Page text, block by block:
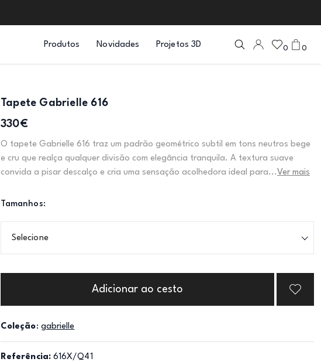
Produtos Novidades Projetos 3D 0 0
Tapete Gabrielle 616
330€
O tapete Gabrielle 616 traz um padrão geométrico subtil em tons neutros bege
e cru que realça qualquer divisão com elegância tranquila. A textura suave
convida a pisar descalço e cria uma sensação acolhedora ideal para... Ver mais
Tamanhos:
Selecione
Adicionar ao cesto
Coleção: gabrielle
Referência: 616X/Q41